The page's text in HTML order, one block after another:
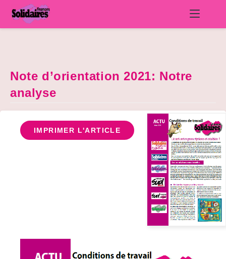
Note d’orientation 2021: Notre
analyse
IMPRIMER L'ARTICLE